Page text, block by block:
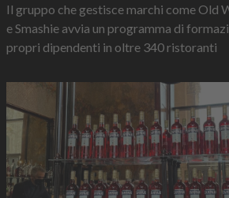
Il gruppo che gestisce marchi come Old
e Smashie avvia un programma di
propri dipendenti in oltre 340 ristoranti